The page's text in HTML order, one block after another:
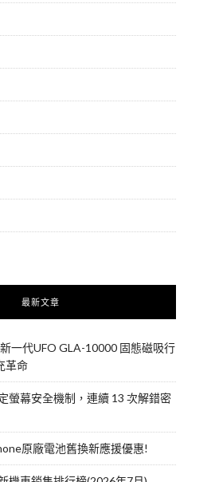
最新文章
一代UFO GLA-10000 固態磁吸行
革命
螢幕安全機制，連續 13 次解錯密
原廠電池舊換新應援優惠!